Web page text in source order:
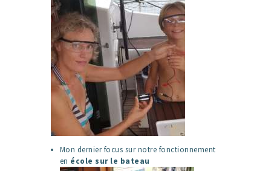
Mon dernier focus sur notre fonctionnement
en école sur le bateau